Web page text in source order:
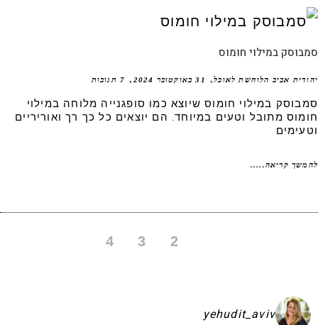
במילוי חומוס
אביב הלוחשת לאוכל 31 באוקטובר 2024 7 תגובות
במילוי חומוס שיוצא כמו סופגנייה מלוחה במילוי
מתובל וטעים במיוחד. הם יוצאים כל כך רך ואוריריים
קריאה.....
yehudit_aviv